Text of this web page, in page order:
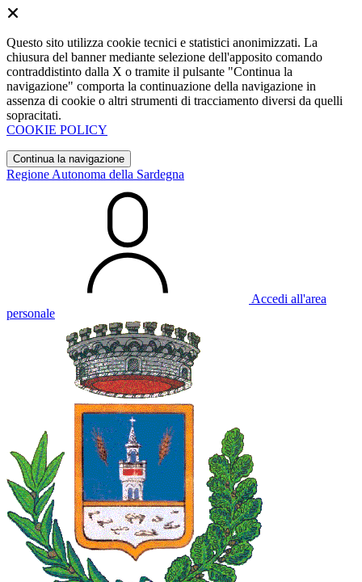
Questo sito utilizza cookie tecnici e statistici anonimizzati. La
chiusura del banner mediante selezione dell'apposito comando
contraddistinto dalla X o tramite il pulsante "Continua la
navigazione" comporta la continuazione della navigazione in
assenza di cookie o altri strumenti di tracciamento diversi da quelli
sopracitati.
COOKIE POLICY
Continua la navigazione
Regione Autonoma della Sardegna
Accedi all'area
personale